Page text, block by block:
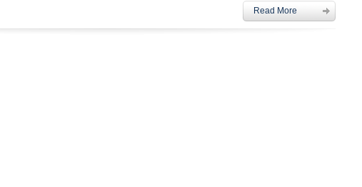
Read More